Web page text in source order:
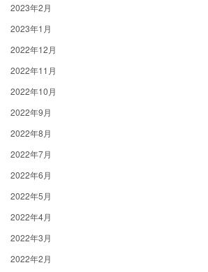
2023年2月
2023年1月
2022年12月
2022年11月
2022年10月
2022年9月
2022年8月
2022年7月
2022年6月
2022年5月
2022年4月
2022年3月
2022年2月